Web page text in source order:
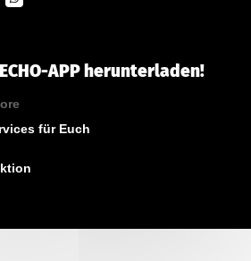
APP herunterladen!
für Euch